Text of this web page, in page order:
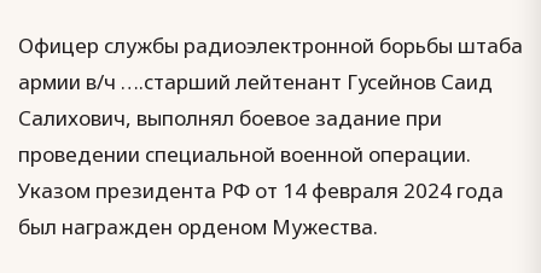
Офицер службы радиоэлектронной борьбы штаба
армии в/ч ….старший лейтенант Гусейнов Саид
Салихович, выполнял боевое задание при
проведении специальной военной операции.
Указом президента РФ от 14 февраля 2024 года
был награжден орденом Мужества.